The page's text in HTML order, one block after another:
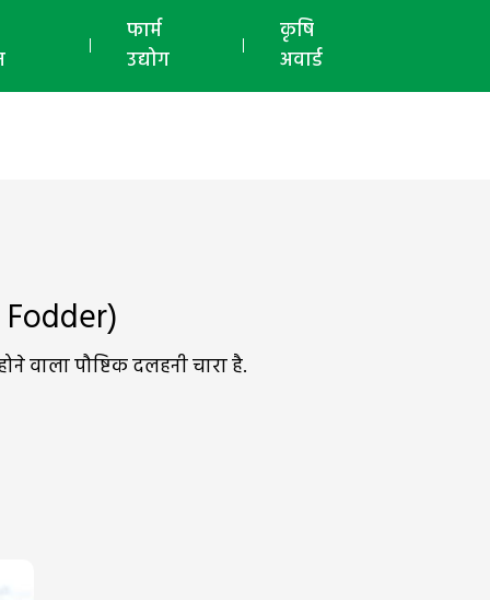
फार्म
उद्योग
कृषि
अवार्ड
Fodder)
पौष्टिक दलहनी चारा है.